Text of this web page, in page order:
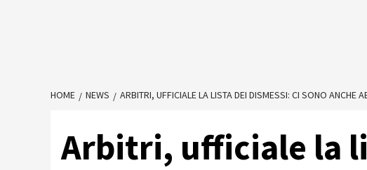
HOME NEWS ARBITRI, UFFICIALE LA LISTA DEI DISMESSI: CI SONO ANCHE
Arbitri, ufficiale la